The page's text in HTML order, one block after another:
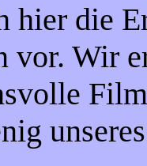
hier die
vor. Wir